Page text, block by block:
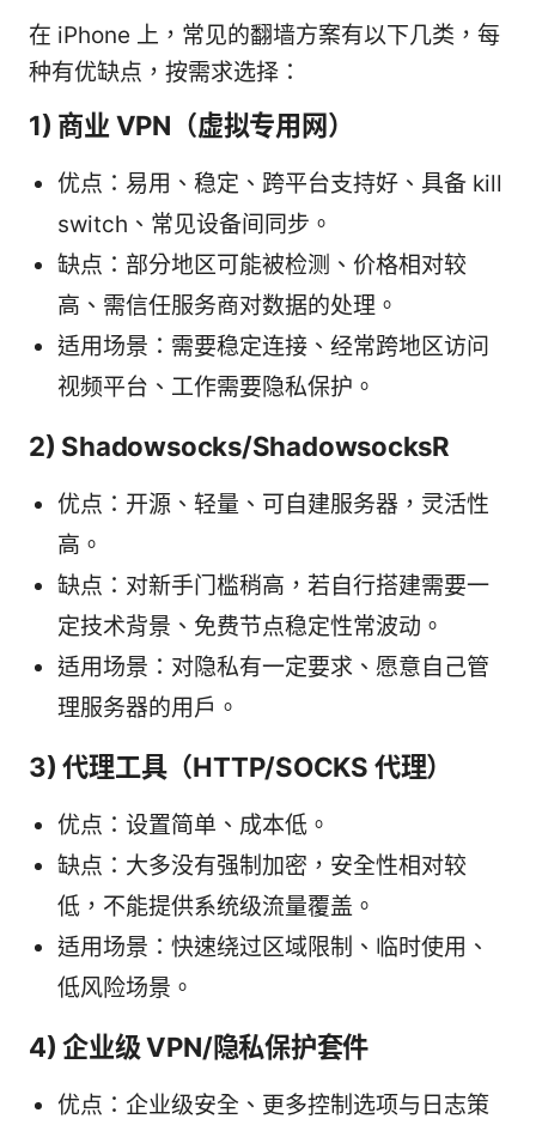
在 iPhone 上，常见的翻墙方案有以下几类，每
种有优缺点，按需求选择：
1) 商业 VPN（虚拟专用网）
优点：易用、稳定、跨平台支持好、具备 kill
switch、常见设备间同步。
缺点：部分地区可能被检测、价格相对较
高、需信任服务商对数据的处理。
适用场景：需要稳定连接、经常跨地区访问
视频平台、工作需要隐私保护。
2) Shadowsocks/ShadowsocksR
优点：开源、轻量、可自建服务器，灵活性
高。
缺点：对新手门槛稍高，若自行搭建需要一
定技术背景、免费节点稳定性常波动。
适用场景：对隐私有一定要求、愿意自己管
理服务器的用户。
3) 代理工具（HTTP/SOCKS 代理）
优点：设置简单、成本低。
缺点：大多没有强制加密，安全性相对较
低，不能提供系统级流量覆盖。
适用场景：快速绕过区域限制、临时使用、
低风险场景。
4) 企业级 VPN/隐私保护套件
优点：企业级安全、更多控制选项与日志策